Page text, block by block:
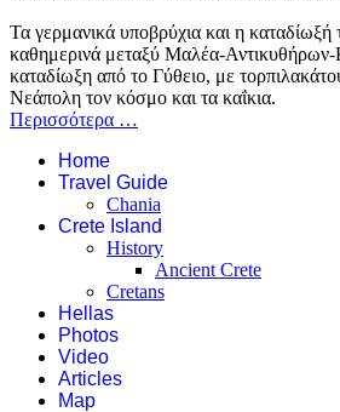
Τα γερμανικά υποβρύχια και η καταδίωξή
καθημερινά μεταξύ Μαλέα-
καταδίωξη από το Γύθειο, με
Νεάπολη τον κόσμο και τα καΐκια.
Περισσότερα …
Home
Travel Guide
Chania
Crete Island
History
Ancient Crete
Cretans
Hellas
Photos
Video
Articles
Map